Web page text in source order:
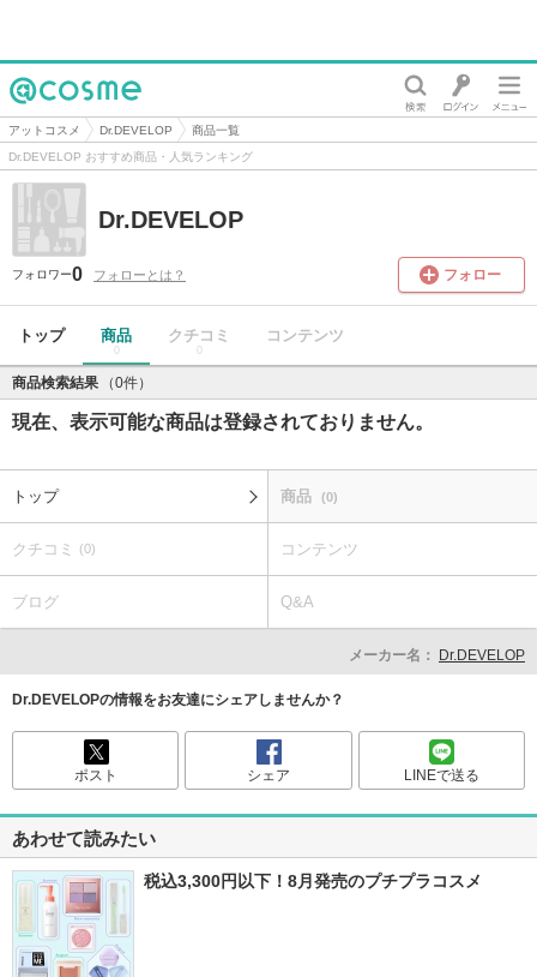
@cosme
アットコスメ Dr.DEVELOP
商品一覧
Dr.DEVELOP おすすめ商品・人気ランキング
Dr.DEVELOP
フォロワー0 フォローとは？ フォロー
トップ 商品
0
クチコミ
0
コンテンツ
商品検索結果 （0件）
現在、表示可能な商品は登録されておりません。
トップ 商品 (0)
クチコミ (0) コンテンツ
ブログ Q&A
メーカー名： Dr.DEVELOP
Dr.DEVELOPの情報をお友達にシェアしませんか？
ポスト シェア LINEで送る
あわせて読みたい
税込3,300円以下！8月発売のプチプラコスメ